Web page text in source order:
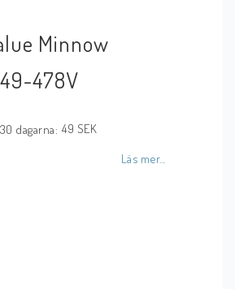
Minnow
478V
dagarna 49 SEK
Läs mer...